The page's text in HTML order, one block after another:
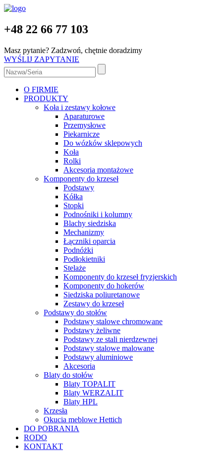
+48 22 66 77 103
Masz pytanie? Zadzwoń, chętnie doradzimy
WYŚLIJ ZAPYTANIE
O FIRMIE
PRODUKTY
Koła i zestawy kołowe
Aparaturowe
Przemysłowe
Piekarnicze
Do wózków sklepowych
Koła
Rolki
Akcesoria montażowe
Komponenty do krzeseł
Podstawy
Kółka
Stopki
Podnośniki i kolumny
Blachy siedziska
Mechanizmy
Łączniki oparcia
Podnóżki
Podłokietniki
Stelaże
Komponenty do krzeseł fryzjerskich
Komponenty do hokerów
Siedziska poliuretanowe
Zestawy do krzeseł
Podstawy do stołów
Podstawy stalowe chromowane
Podstawy żeliwne
Podstawy ze stali nierdzewnej
Podstawy stalowe malowane
Podstawy aluminiowe
Akcesoria
Blaty do stołów
Blaty TOPALIT
Blaty WERZALIT
Blaty HPL
Krzesła
Okucia meblowe Hettich
DO POBRANIA
RODO
KONTAKT